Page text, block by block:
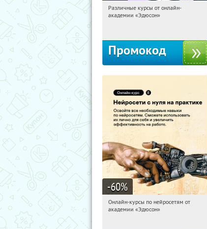
11:54:40 Получили:
Различные курсы от онлайн-
академии «Эдюсон»
Промокод
-60%
11:54:40 Получили:
Онлайн-курсы по нейросетям от
академии «Эдюсон»